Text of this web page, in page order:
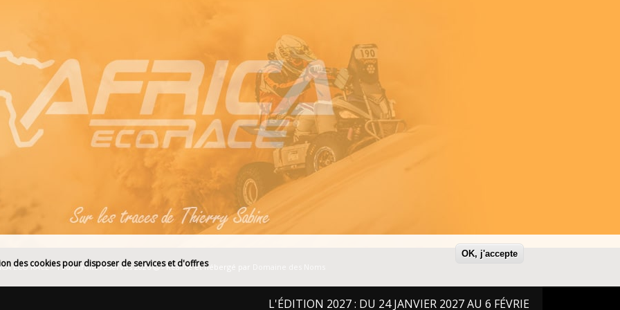
L'ÉDITION 2027 : DU 24 JANVIER 2027 AU 6 FÉVRIER 2027 !
ECO RACE - Tous droits réservés 2026 - Réalisé et hébergé par
des cookies pour disposer de services et d'offres
OK, j'accepte